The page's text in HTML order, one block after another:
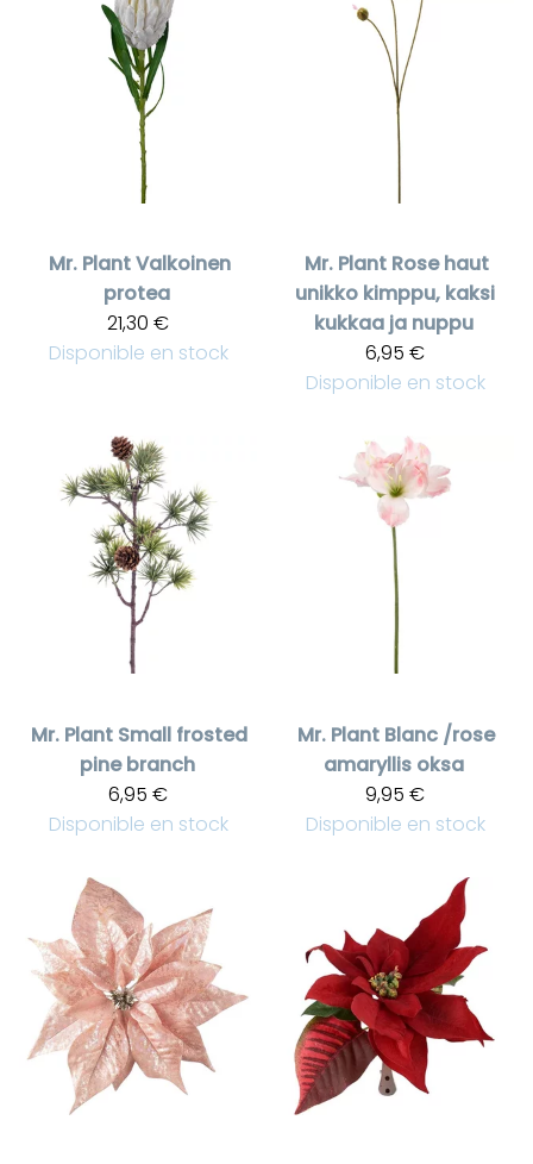
Mr. PlantValkoinen
protea
21,30 €
Disponible en stock
Mr. Plant Rose haut
unikko kimppu, kaksi
kukkaa ja nuppu
6,95 €
Disponible en stock
Mr. Plant Small frosted
pine branch
6,95 €
Disponible en stock
Mr. Plant Blanc /rose
amaryllis oksa
9,95 €
Disponible en stock